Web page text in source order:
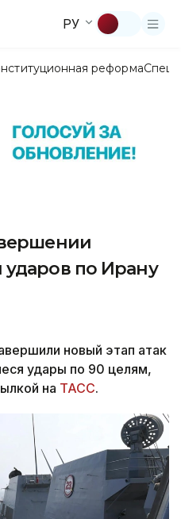
РУ
реформа
по Ирану
новый этап атак
удары по 90 целям,
на ТАСС.